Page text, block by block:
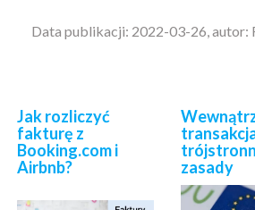
Data publikacji: 2022-03-26, autor:
Jak rozliczyć
fakturę z
Booking.com i
Airbnb?
zasady